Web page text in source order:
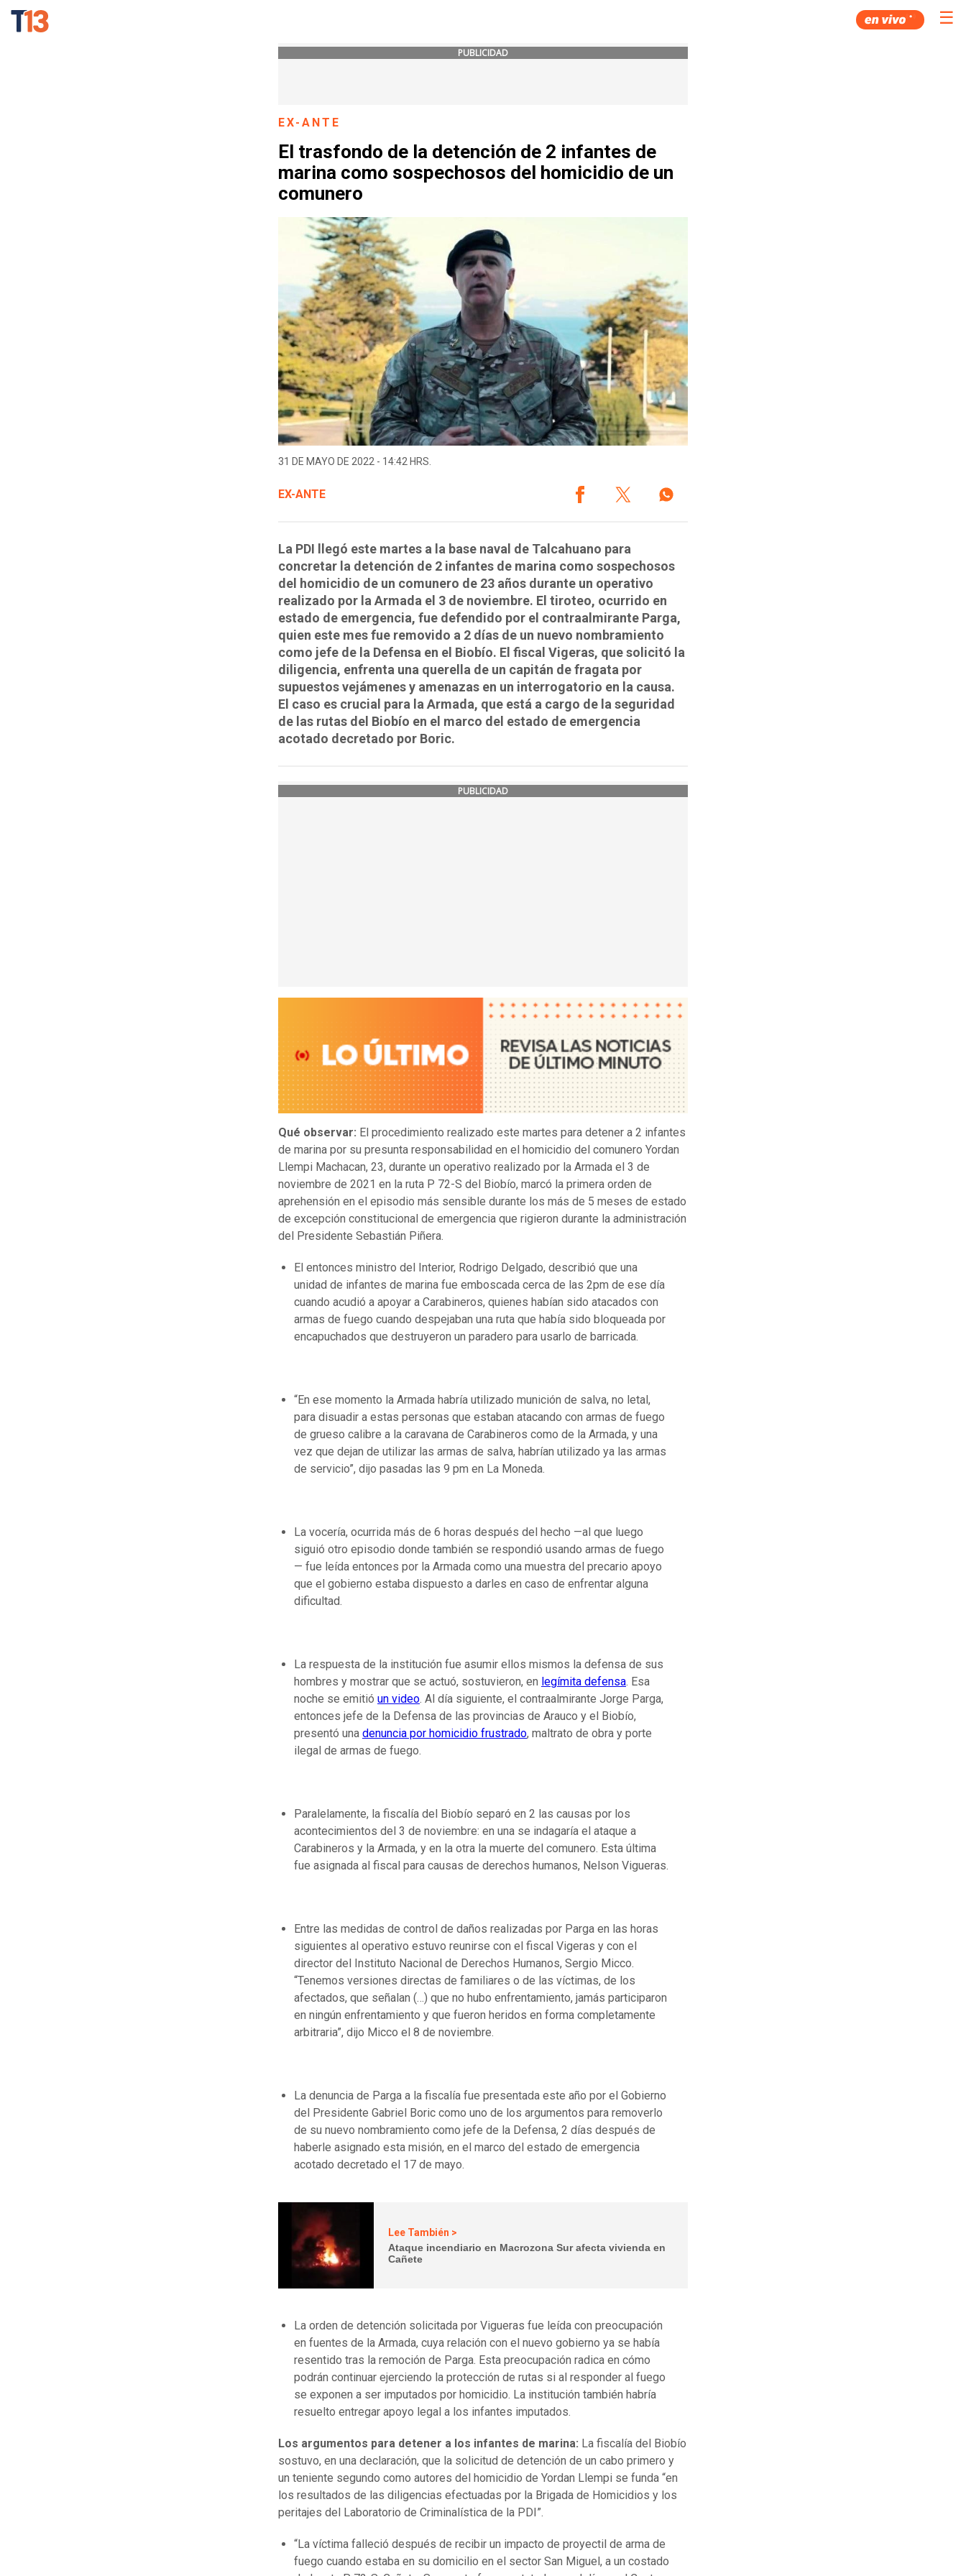
☰
PUBLICIDAD
EX-ANTE
El trasfondo de la detención de 2 infantes de
marina como sospechosos del homicidio de un
comunero
31 DE MAYO DE 2022 - 14:42 HRS.
EX-ANTE
La PDI llegó este martes a la base naval de Talcahuano para
concretar la detención de 2 infantes de marina como sospechosos
del homicidio de un comunero de 23 años durante un operativo
realizado por la Armada el 3 de noviembre. El tiroteo, ocurrido en
estado de emergencia, fue defendido por el contraalmirante Parga,
quien este mes fue removido a 2 días de un nuevo nombramiento
como jefe de la Defensa en el Biobío. El fiscal Vigeras, que solicitó la
diligencia, enfrenta una querella de un capitán de fragata por
supuestos vejámenes y amenazas en un interrogatorio en la causa.
El caso es crucial para la Armada, que está a cargo de la seguridad
de las rutas del Biobío en el marco del estado de emergencia
acotado decretado por Boric.
PUBLICIDAD
Qué observar: El procedimiento realizado este martes para detener a 2 infantes
de marina por su presunta responsabilidad en el homicidio del comunero Yordan
Llempi Machacan, 23, durante un operativo realizado por la Armada el 3 de
noviembre de 2021 en la ruta P 72-S del Biobío, marcó la primera orden de
aprehensión en el episodio más sensible durante los más de 5 meses de estado
de excepción constitucional de emergencia que rigieron durante la administración
del Presidente Sebastián Piñera.
El entonces ministro del Interior, Rodrigo Delgado, describió que una
unidad de infantes de marina fue emboscada cerca de las 2pm de ese día
cuando acudió a apoyar a Carabineros, quienes habían sido atacados con
armas de fuego cuando despejaban una ruta que había sido bloqueada por
encapuchados que destruyeron un paradero para usarlo de barricada.
“En ese momento la Armada habría utilizado munición de salva, no letal,
para disuadir a estas personas que estaban atacando con armas de fuego
de grueso calibre a la caravana de Carabineros como de la Armada, y una
vez que dejan de utilizar las armas de salva, habrían utilizado ya las armas
de servicio”, dijo pasadas las 9 pm en La Moneda.
La vocería, ocurrida más de 6 horas después del hecho —al que luego
siguió otro episodio donde también se respondió usando armas de fuego
— fue leída entonces por la Armada como una muestra del precario apoyo
que el gobierno estaba dispuesto a darles en caso de enfrentar alguna
dificultad.
La respuesta de la institución fue asumir ellos mismos la defensa de sus
hombres y mostrar que se actuó, sostuvieron, en legímita defensa. Esa
noche se emitió un video. Al día siguiente, el contraalmirante Jorge Parga,
entonces jefe de la Defensa de las provincias de Arauco y el Biobío,
presentó una denuncia por homicidio frustrado, maltrato de obra y porte
ilegal de armas de fuego.
Paralelamente, la fiscalía del Biobío separó en 2 las causas por los
acontecimientos del 3 de noviembre: en una se indagaría el ataque a
Carabineros y la Armada, y en la otra la muerte del comunero. Esta última
fue asignada al fiscal para causas de derechos humanos, Nelson Vigueras.
Entre las medidas de control de daños realizadas por Parga en las horas
siguientes al operativo estuvo reunirse con el fiscal Vigeras y con el
director del Instituto Nacional de Derechos Humanos, Sergio Micco.
“Tenemos versiones directas de familiares o de las víctimas, de los
afectados, que señalan (…) que no hubo enfrentamiento, jamás participaron
en ningún enfrentamiento y que fueron heridos en forma completamente
arbitraria”, dijo Micco el 8 de noviembre.
La denuncia de Parga a la fiscalía fue presentada este año por el Gobierno
del Presidente Gabriel Boric como uno de los argumentos para removerlo
de su nuevo nombramiento como jefe de la Defensa, 2 días después de
haberle asignado esta misión, en el marco del estado de emergencia
acotado decretado el 17 de mayo.
Lee También >
Ataque incendiario en Macrozona Sur afecta vivienda en
Cañete
La orden de detención solicitada por Vigueras fue leída con preocupación
en fuentes de la Armada, cuya relación con el nuevo gobierno ya se había
resentido tras la remoción de Parga. Esta preocupación radica en cómo
podrán continuar ejerciendo la protección de rutas si al responder al fuego
se exponen a ser imputados por homicidio. La institución también habría
resuelto entregar apoyo legal a los infantes imputados.
Los argumentos para detener a los infantes de marina: La fiscalía del Biobío
sostuvo, en una declaración, que la solicitud de detención de un cabo primero y
un teniente segundo como autores del homicidio de Yordan Llempi se funda “en
los resultados de las diligencias efectuadas por la Brigada de Homicidios y los
peritajes del Laboratorio de Criminalística de la PDI”.
“La víctima falleció después de recibir un impacto de proyectil de arma de
fuego cuando estaba en su domicilio en el sector San Miguel, a un costado